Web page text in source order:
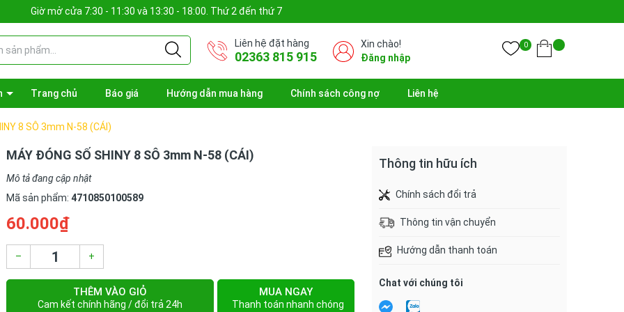
Giờ mở cửa 7:30 - 11:30 và 13:30 - 18:00. Thứ 2 đến thứ 7
Liên hệ đặt hàng
02363 815 915
Xin chào!
Đăng nhập
0
Trang chủ Báo giá Hướng dẫn mua hàng Chính sách công nợ Liên hệ
8 SÔ 3mm N-58 (CÁI)
MÁY ĐÓNG SỐ SHINY 8 SÔ 3mm N-58 (CÁI)
Mô tả đang cập nhật
Mã sản phẩm: 4710850100589
60.000₫
– +
THÊM VÀO GIỎ
Cam kết chính hãng / đổi trả 24h
MUA NGAY
Thanh toán nhanh chóng
Thông tin hữu ích
Chính sách đổi trả
Thông tin vận chuyển
Hướng dẫn thanh toán
Chat với chúng tôi